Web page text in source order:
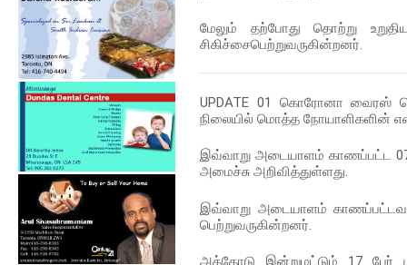
மேலும் தற்போது தொற்று
சிகிச்சைபெற்றுவருகின்றனர்.
UPDATE 01
கொரோனா வைரஸ்
நிலையில் மொத்த நோயாளிகளின்
இவ்வாறு அடையாளம் காணப்பட்ட 07
அமைச்சு அறிவித்துள்ளது.
இவ்வாறு அடையாளம்
பெற்றுவருகின்றனர்.
அத்தோடு இன்றுமட்டும் 17 பேர்